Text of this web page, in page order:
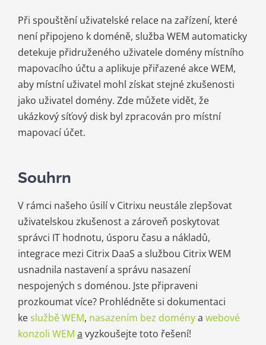
Při spouštění uživatelské relace na zařízení, které
není připojeno k doméně, služba WEM automaticky
detekuje přidruženého uživatele domény místního
mapovacího účtu a aplikuje přiřazené akce WEM,
aby místní uživatel mohl získat stejné zkušenosti
jako uživatel domény. Zde můžete vidět, že
ukázkový síťový disk byl zpracován pro místní
mapovací účet.
Souhrn
V rámci našeho úsilí v Citrixu neustále zlepšovat
uživatelskou zkušenost a zároveň poskytovat
správci IT hodnotu, úsporu času a nákladů,
integrace mezi Citrix DaaS a službou Citrix WEM
usnadnila nastavení a správu nasazení
nespojených s doménou. Jste připraveni
prozkoumat více? Prohlédněte si dokumentaci
keslužbě WEM, nasazením bez doménya webové
konzoli WEM a vyzkoušejte toto řešení!